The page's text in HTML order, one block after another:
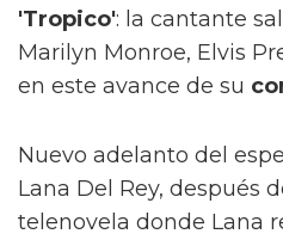
'Tropico': la cantante
Marilyn Monroe, Elvis
en este avance de su
Nuevo adelanto del
Lana Del Rey, después
telenovela donde Lana